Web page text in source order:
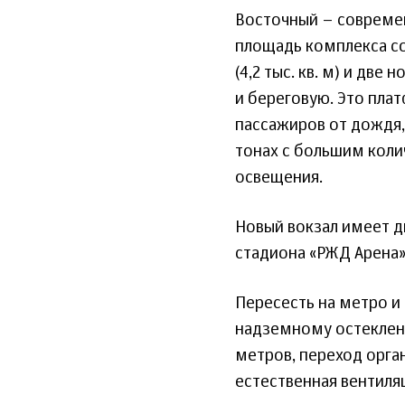
Восточный –
площадь комплекса
(4,2 тыс. кв. м) и две
и береговую. Это
пассажиров от
тонах с большим
освещения.
Новый вокзал имеет
стадиона «РЖД
Пересесть на метро
надземному
метров, переход
естественная